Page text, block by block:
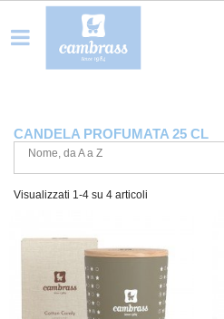
CANDELA PROFUMATA 25 CL
Nome, da A a Z
Visualizzati 1-4 su 4 articoli